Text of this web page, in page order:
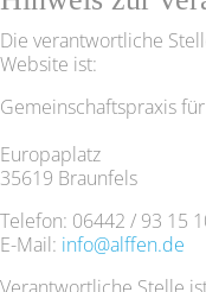
Die verantwortliche
Website ist:
Gemeinschaftspraxis
Europaplatz
35619 Braunfels
Telefon: 06442 / 93 15
E-Mail: info@alffen.de